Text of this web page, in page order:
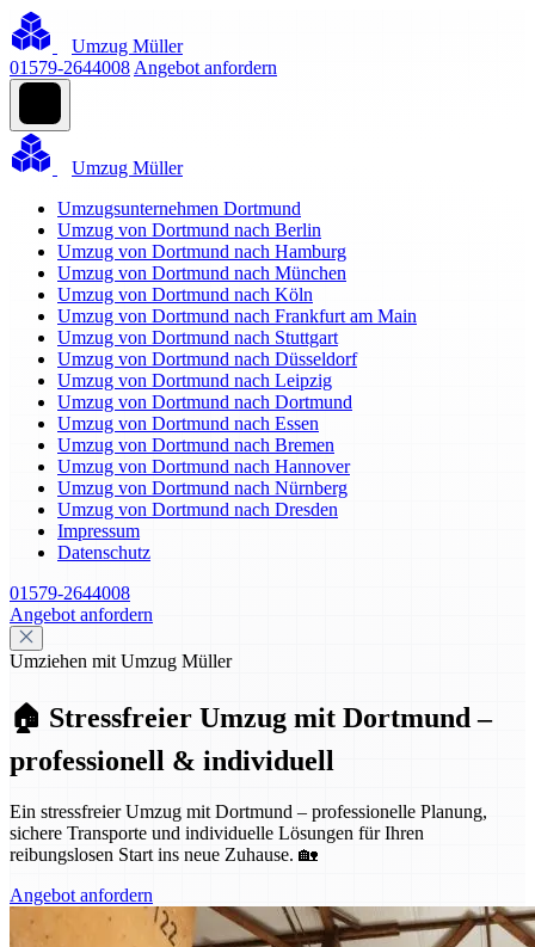
Umzug Müller
01579-2644008 Angebot anfordern
Umzug Müller
Umzugsunternehmen Dortmund
Umzug von Dortmund nach Berlin
Umzug von Dortmund nach Hamburg
Umzug von Dortmund nach München
Umzug von Dortmund nach Köln
Umzug von Dortmund nach Frankfurt am Main
Umzug von Dortmund nach Stuttgart
Umzug von Dortmund nach Düsseldorf
Umzug von Dortmund nach Leipzig
Umzug von Dortmund nach Dortmund
Umzug von Dortmund nach Essen
Umzug von Dortmund nach Bremen
Umzug von Dortmund nach Hannover
Umzug von Dortmund nach Nürnberg
Umzug von Dortmund nach Dresden
Impressum
Datenschutz
01579-2644008
Angebot anfordern
Umziehen mit Umzug Müller
🏠 Stressfreier Umzug mit Dortmund –
professionell & individuell
Ein stressfreier Umzug mit Dortmund – professionelle Planung,
sichere Transporte und individuelle Lösungen für Ihren
reibungslosen Start ins neue Zuhause. 🏡
Angebot anfordern